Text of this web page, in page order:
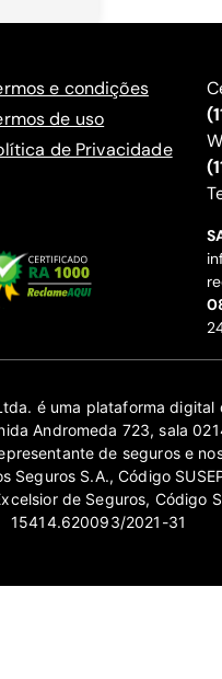
e condições
de uso
de Privacidade
é uma plataforma
Andromeda 723, sala
de seguros e
S.A., Código
de Seguros, Código
15414.620093/2021-31